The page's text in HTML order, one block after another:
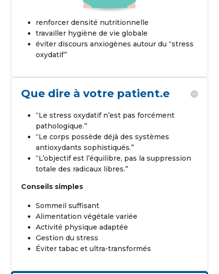
renforcer densité nutritionnelle
travailler hygiène de vie globale
éviter discours anxiogènes autour du “stress
oxydatif”
Que dire à votre patient.e
“Le stress oxydatif n’est pas forcément
pathologique.”
“Le corps possède déjà des systèmes
antioxydants sophistiqués.”
“L’objectif est l’équilibre, pas la suppression
totale des radicaux libres.”
Conseils simples
Sommeil suffisant
Alimentation végétale variée
Activité physique adaptée
Gestion du stress
Éviter tabac et ultra-transformés